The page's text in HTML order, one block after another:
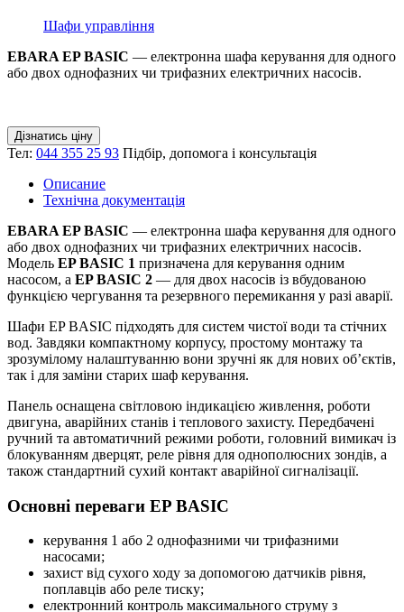
Шафи управління
EBARA EP BASIC — електронна шафа керування для одного
або двох однофазних чи трифазних електричних насосів.
Дізнатись ціну
Тел: 044 355 25 93 Підбір, допомога і консультація
Описание
Технічна документація
EBARA EP BASIC — електронна шафа керування для одного
або двох однофазних чи трифазних електричних насосів.
Модель EP BASIC 1 призначена для керування одним
насосом, а EP BASIC 2 — для двох насосів із вбудованою
функцією чергування та резервного перемикання у разі аварії.
Шафи EP BASIC підходять для систем чистої води та стічних
вод. Завдяки компактному корпусу, простому монтажу та
зрозумілому налаштуванню вони зручні як для нових об’єктів,
так і для заміни старих шаф керування.
Панель оснащена світловою індикацією живлення, роботи
двигуна, аварійних станів і теплового захисту. Передбачені
ручний та автоматичний режими роботи, головний вимикач із
блокуванням дверцят, реле рівня для однополюсних зондів, а
також стандартний сухий контакт аварійної сигналізації.
Основні переваги EP BASIC
керування 1 або 2 однофазними чи трифазними
насосами;
захист від сухого ходу за допомогою датчиків рівня,
поплавців або реле тиску;
електронний контроль максимального струму з